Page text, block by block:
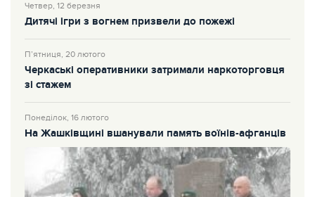
Четвер, 12 березня
Дитячі ігри з вогнем призвели до пожежі
П’ятниця, 20 лютого
Черкаські оперативники затримали наркоторговця
зі стажем
Понеділок, 16 лютого
На Жашківщині вшанували память воїнів-афганців